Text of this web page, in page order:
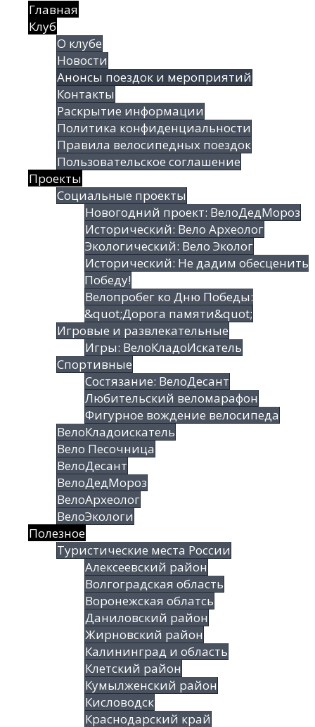
Главная
Клуб
О клубе
Новости
Анонсы поездок и мероприятий
Контакты
Раскрытие информации
Политика конфиденциальности
Правила велосипедных поездок
Пользовательское соглашение
Проекты
Социальные проекты
Новогодний проект: ВелоДедМороз
Исторический: Вело Археолог
Экологический: Вело Эколог
Исторический: Не дадим обесценить
Победу!
Велопробег ко Дню Победы:
&quot;Дорога памяти&quot;
Игровые и развлекательные
Игры: ВелоКладоИскатель
Спортивные
Состязание: ВелоДесант
Любительский веломарафон
Фигурное вождение велосипеда
ВелоКладоискатель
Вело Песочница
ВелоДесант
ВелоДедМороз
ВелоАрхеолог
ВелоЭкологи
Полезное
Туристические места России
Алексеевский район
Волгоградская облаcть
Воронежская облатсь
Даниловский район
Жирновский район
Калининград и область
Клетский район
Кумылженский район
Кисловодск
Краснодарский край